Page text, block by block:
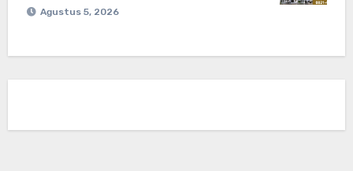
Agustus 5, 2026